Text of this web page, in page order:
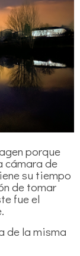
porque
cámara de
su tiempo
de tomar
fue el
de la misma